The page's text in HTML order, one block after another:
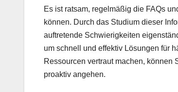
Es ist ratsam, regelmäßig die FAQs
können. Durch das Studium dieser
auftretende Schwierigkeiten
um schnell und effektiv Lösungen für
Ressourcen vertraut machen,
proaktiv angehen.